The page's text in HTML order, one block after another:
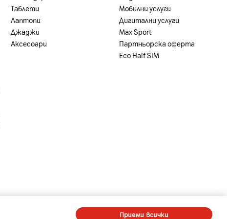
Таблети
Лаптопи
Джаджи
Аксесоари
Мобилни услуги
Дигитални услуги
Max Sport
Партньорска оферта
Eco Half SIM
Member of A1 GroupПриеми всички